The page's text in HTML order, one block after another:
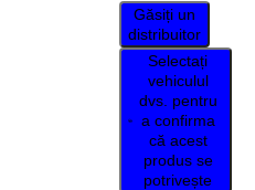
Găsiți un
distribuitor
Selectați
vehiculul
dvs. pentru
a confirma
că acest
produs se
potrivește